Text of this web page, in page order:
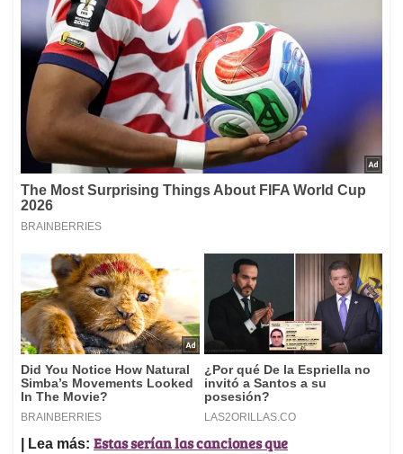
| Lea más: Estas serían las canciones que